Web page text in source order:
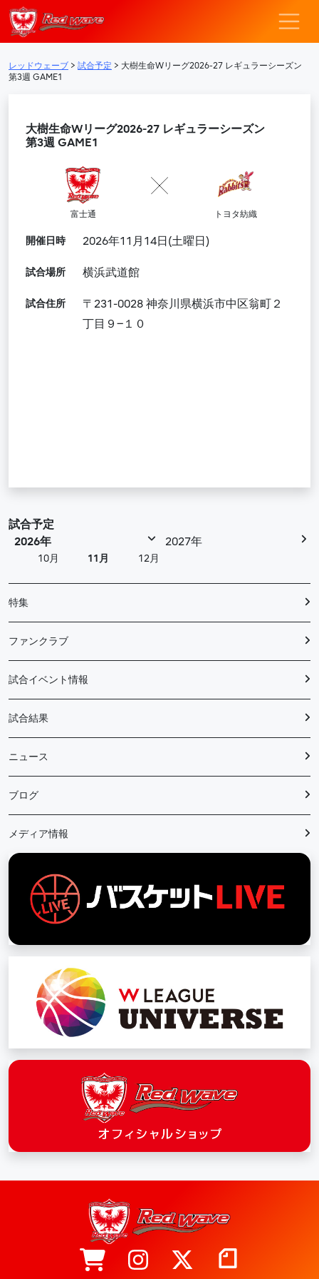
メインナビゲーション
レッドウェー
レッドウェーブ > 試合予定 > 大樹生命Wリーグ2026-27 レギュラーシーズン
第3週 GAME1
大樹生命Wリーグ2026-27 レギュラーシーズン
第3週 GAME1
富士通 トヨタ紡織
開催日時 2026年11月14日(土曜日)
試合場所 横浜武道館
試合住所
〒231-0028 神奈川県横浜市中区翁町２
丁目９−１０
試合予定
2026年
10月 11月 12月
2027年
特集
ファンクラブ
試合イベント情報
試合結果
ニュース
ブログ
メディア情報